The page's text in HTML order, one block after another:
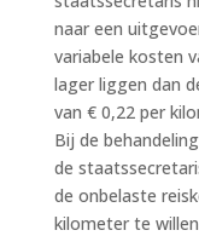
naar een
variabele kosten
lager liggen dan
van € 0,22 per
Bij de
de
de onbelaste
kilometer te